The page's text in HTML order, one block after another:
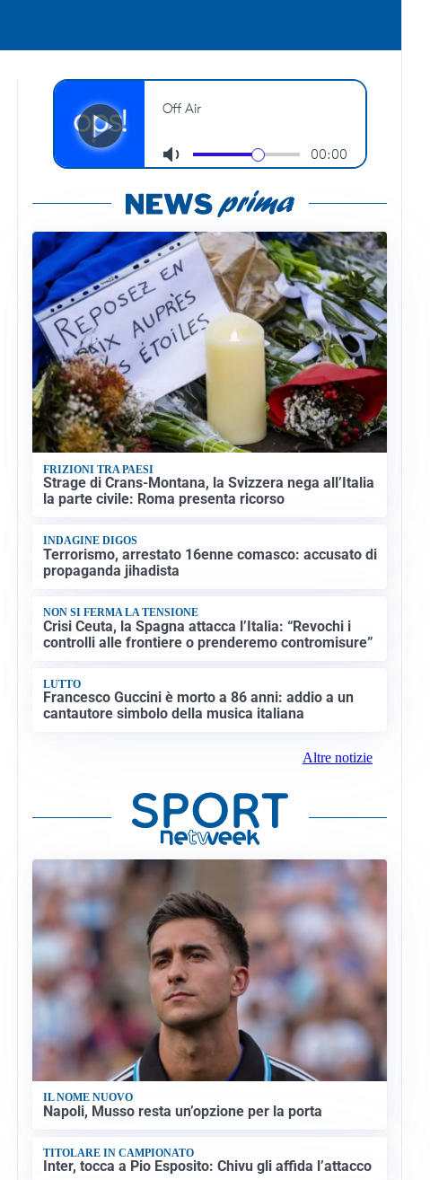
FRIZIONI TRA PAESI
Strage di Crans-Montana, la Svizzera nega all’Italia
la parte civile: Roma presenta ricorso
INDAGINE DIGOS
Terrorismo, arrestato 16enne comasco: accusato di
propaganda jihadista
NON SI FERMA LA TENSIONE
Crisi Ceuta, la Spagna attacca l’Italia: “Revochi i
controlli alle frontiere o prenderemo contromisure”
LUTTO
Francesco Guccini è morto a 86 anni: addio a un
cantautore simbolo della musica italiana
Altre notizie
IL NOME NUOVO
Napoli, Musso resta un’opzione per la porta
TITOLARE IN CAMPIONATO
Inter, tocca a Pio Esposito: Chivu gli affida l’attacco